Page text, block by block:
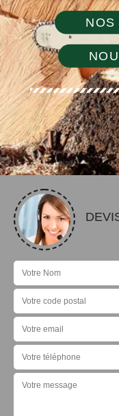
NOS